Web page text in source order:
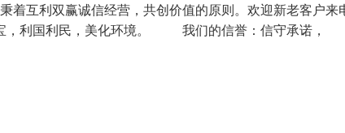
着互利双赢诚信经营，共创价值的原则。欢迎新老客户来
利国利民，美化环境。 我们的信誉：信守承诺，